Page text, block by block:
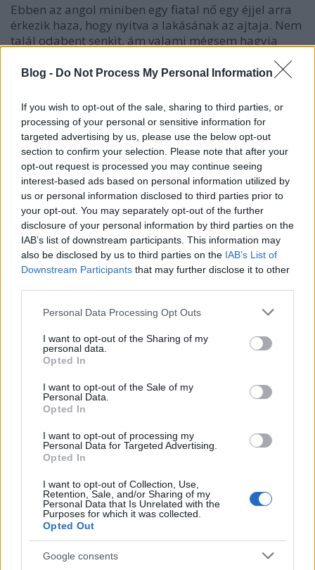
Blog - Do Not Process My Personal Information
If you wish to opt-out of the sale, sharing to third parties, or
processing of your personal or sensitive information for
targeted advertising by us, please use the below opt-out
section to confirm your selection. Please note that after your
opt-out request is processed you may continue seeing
interest-based ads based on personal information utilized by
us or personal information disclosed to third parties prior to
your opt-out. You may separately opt-out of the further
disclosure of your personal information by third parties on the
IAB’s list of downstream participants. This information may
also be disclosed by us to third parties on the IAB’s List of
Downstream Participants that may further disclose it to other
Please note that this website/app uses one or more Google
not limited to your visit or usage behaviour. You may click to
grant or deny consent to Google and its third-party tags to
use your data for below specified purposes in below Google
consent section.
Personal Data Processing Opt Outs
I want to opt-out of the Sharing of my
personal data.
Opted In
I want to opt-out of the Sale of my
Personal Data.
Opted In
I want to opt-out of processing my
Personal Data for Targeted Advertising.
Opted In
I want to opt-out of Collection, Use,
Retention, Sale, and/or Sharing of my
Personal Data that Is Unrelated with the
Purposes for which it was collected.
Opted Out
Google consents
Ebben az angol miniben egy fiatal nő egy éjjel arra
érkezik haza, hogy nyitva a lakásának az ajtaja. Nem
talál odabent senkit, ám valami mégsem hagyja
lehetett az Insidious, de kiválóan hozta 12 percben a
Csak szigeri szinten működik a kisfilm, de úgy
nagyon.